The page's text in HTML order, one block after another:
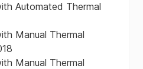
Automated Thermal
Manual Thermal
Manual Thermal